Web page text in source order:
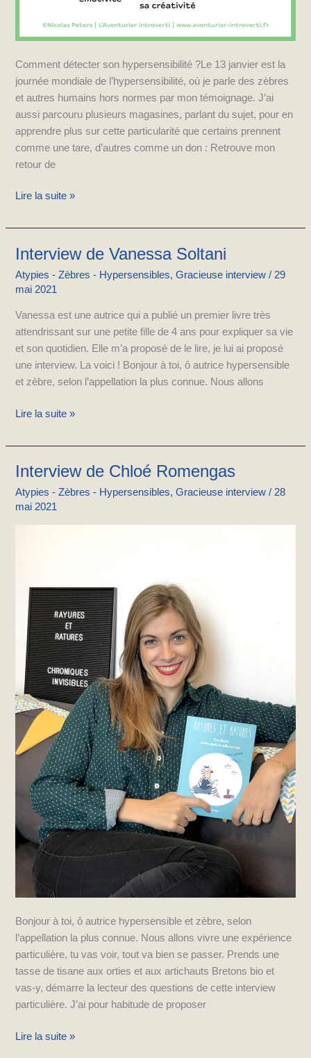
Comment détecter son hypersensibilité ?Le 13 janvier est la
journée mondiale de l’hypersensibilité, où je parle des zèbres
et autres humains hors normes par mon témoignage. J’ai
aussi parcouru plusieurs magasines, parlant du sujet, pour en
apprendre plus sur cette particularité que certains prennent
comme une tare, d’autres comme un don : Retrouve mon
retour de
Lire la suite »
Interview de Vanessa Soltani
Atypies - Zèbres - Hypersensibles,Gracieuse interview / 29
mai 2021
Vanessa est une autrice qui a publié un premier livre très
attendrissant sur une petite fille de 4 ans pour expliquer sa vie
et son quotidien. Elle m’a proposé de le lire, je lui ai proposé
une interview. La voici ! Bonjour à toi, ô autrice hypersensible
et zèbre, selon l’appellation la plus connue. Nous allons
Interview
Vanessa
Lire la suite »
Interview de Chloé Romengas
Atypies - Zèbres - Hypersensibles,Gracieuse interview / 28
mai 2021
Bonjour à toi, ô autrice hypersensible et zèbre, selon
l’appellation la plus connue. Nous allons vivre une expérience
particulière, tu vas voir, tout va bien se passer. Prends une
tasse de tisane aux orties et aux artichauts Bretons bio et
vas-y, démarre la lecteur des questions de cette interview
particulière. J’ai pour habitude de proposer
Interview
de
Chloé
Lire la suite »